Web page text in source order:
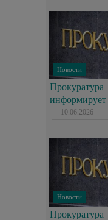
Новости
Прокуратура
информирует
10.06.2026
Новости
Прокуратура